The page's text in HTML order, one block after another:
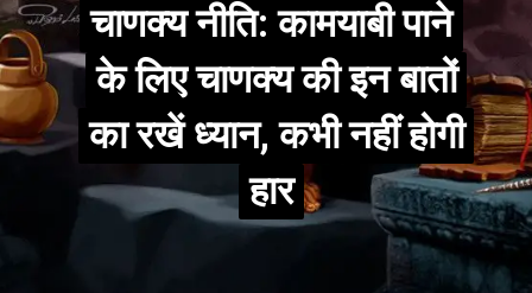
चाणक्य नीति: कामयाबी पाने
के लिए चाणक्य की इन बातों
का रखें ध्यान, कभी नहीं होगी
हार
चाणक्य नीति: कामयाबी पाने
के लिए चाणक्य की इन बातों
का रखें ध्यान, कभी नहीं होगी
हार